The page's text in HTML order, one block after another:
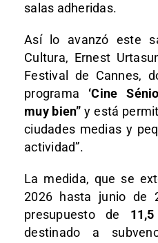
salas adheridas.
Así lo avanzó este
Cultura, Ernest
Festival de Cannes,
programa ‘Cine
muy bien” y está
ciudades medias y
actividad”.
La medida, que se
2026 hasta junio de
presupuesto de
destinado a